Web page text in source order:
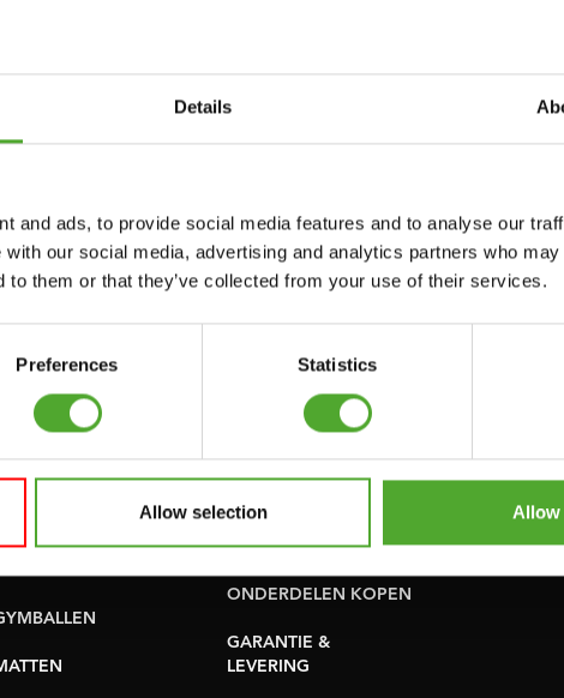
Details
and ads, to provide social media features and to analyse our
our social media, advertising and analytics partners who
to them or that they’ve collected from your use of their services.
Preferences Statistics
Allow selection Allow
GEWICHTEN
WEERSTANDSTRAINING
& PILATES
Service
BESTELLING
HERROEPEN
ACCOUNT
PRODUCTHANDLEIDINGEN
OUDE
PROBLEEM MELDEN
ONDERDELEN KOPEN
GARANTIE &
LEVERING
FEEL
DAY